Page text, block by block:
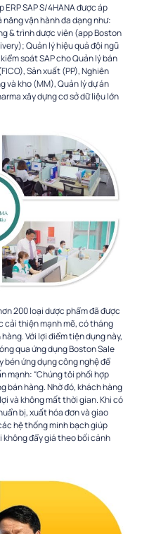
SAP S/4HANA được áp
vận hành đa dạng như:
& trình dược viên (app Boston
Quản lý hiệu quả đội ngũ
soát SAP cho Quản lý bán
Sản xuất (PP), Nghiên
và kho (MM), Quản lý dự án
xây dựng cơ sở dữ liệu lớn
200 loại dược phẩm đã được
cải thiện mạnh mẽ, có tháng
Với lợi điểm tiện dụng này,
qua ứng dụng Boston Sale
bén ứng dụng công nghệ để
mạnh: “Chúng tôi phối hợp
bán hàng. Nhờ đó, khách hàng
và không mất thời gian. Khi có
bị, xuất hóa đơn và giao
hệ thống minh bạch giúp
không đẩy giá theo bối cảnh